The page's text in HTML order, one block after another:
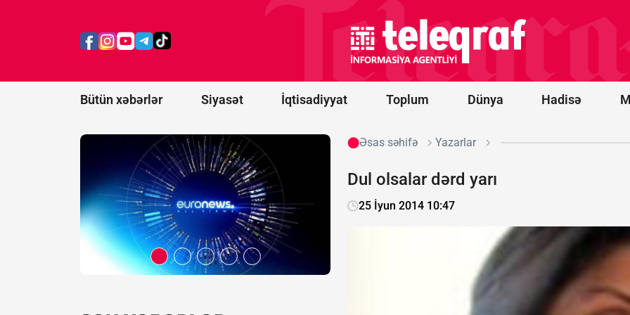
Bütün xəbərlər Siyasət İqtisadiyyat Toplum Dünya Hadisə
ekstremist
əlavə etdi
“Qarabağ”
oyununun
start
heyətləri
Əsas səhifə Yazarlar
Dul olsalar dərd yarı
25 İyun 2014 10:47